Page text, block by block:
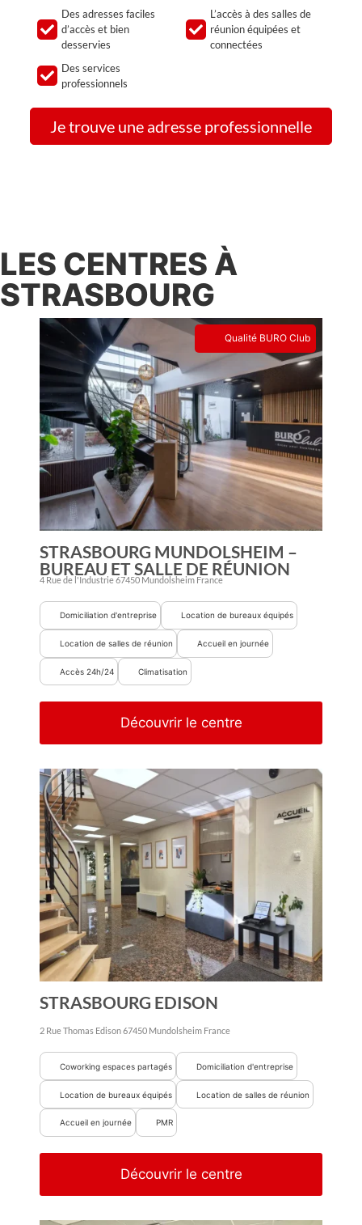
Des adresses faciles
d’accès et bien
desservies
Des services
professionnels
L’accès à des salles de
réunion équipées et
connectées
Je trouve une adresse professionnelle
LES CENTRES À
STRASBOURG
Qualité BURO Club
STRASBOURG MUNDOLSHEIM –
BUREAU ET SALLE DE RÉUNION
4 Rue de l'Industrie67450 Mundolsheim France
Domiciliation d'entreprise Location de bureaux équipés
Location de salles de réunion Accueil en journée
Accès 24h/24 Climatisation
Découvrir le centre
STRASBOURG EDISON
2 Rue Thomas Edison67450 Mundolsheim France
Coworking espaces partagés Domiciliation d'entreprise
Location de bureaux équipés Location de salles de réunion
Accueil en journée PMR
Découvrir le centre